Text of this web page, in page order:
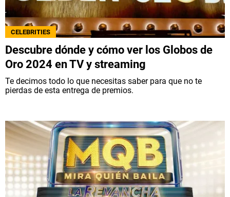
CELEBRITIES
Descubre dónde y cómo ver los Globos de
Oro 2024 en TV y streaming
Te decimos todo lo que necesitas saber para que no te
pierdas de esta entrega de premios.